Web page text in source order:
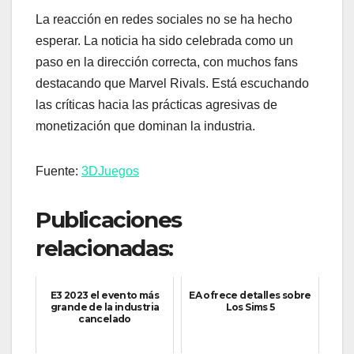
La reacción en redes sociales no se ha hecho
esperar. La noticia ha sido celebrada como un
paso en la dirección correcta, con muchos fans
destacando que Marvel Rivals. Está escuchando
las críticas hacia las prácticas agresivas de
monetización que dominan la industria.
Fuente: 3DJuegos
Publicaciones
relacionadas:
E3 2023 el evento más
grande de la industria
cancelado
EA ofrece detalles sobre
Los Sims 5